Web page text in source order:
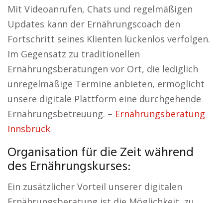
Mit Videoanrufen, Chats und regelmäßigen
Updates kann der Ernährungscoach den
Fortschritt seines Klienten lückenlos verfolgen.
Im Gegensatz zu traditionellen
Ernährungsberatungen vor Ort, die lediglich
unregelmäßige Termine anbieten, ermöglicht
unsere digitale Plattform eine durchgehende
Ernährungsbetreuung. – Ernährungsberatung
Innsbruck
Organisation für die Zeit während
des Ernährungskurses:
Ein zusätzlicher Vorteil unserer digitalen